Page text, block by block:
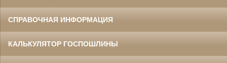
СПРАВОЧНАЯ ИНФОРМАЦИЯ
КАЛЬКУЛЯТОР ГОСПОШЛИНЫ